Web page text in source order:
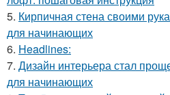
5. Кирпичная стена своими
для начинающих
6. Headlines:
7. Дизайн интерьера стал
для начинающих